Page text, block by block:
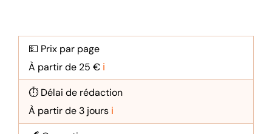
💵 Prix par page
À partir de 25 €ℹ️
⏱️ Délai de rédaction
À partir de 3 joursℹ️